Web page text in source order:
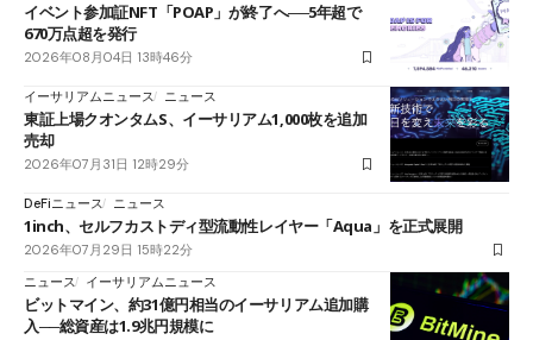
イベント参加証NFT「POAP」が終了へ──5年超で
670万点超を発行
2026年08月04日 13時46分
イーサリアムニュース ニュース
東証上場クオンタムS、イーサリアム1,000枚を追加
売却
2026年07月31日 12時29分
DeFiニュース ニュース
1inch、セルフカストディ型流動性レイヤー「Aqua」を正式展開
2026年07月29日 15時22分
ニュース
イーサリアムニュース
ビットマイン、約31億円相当のイーサリアム追加購
入──総資産は1.9兆円規模に